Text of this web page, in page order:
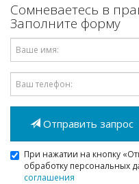
Сомневаетесь в
Заполните форму
Отправить запрос
При нажатии на кнопку
обработку персональных
соглашения